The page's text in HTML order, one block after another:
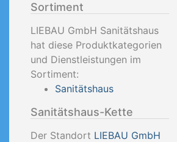
Sortiment
LIEBAU GmbH Sanitätshaus
hat diese Produktkategorien
und Dienstleistungen im
Sortiment:
Sanitätshaus
Sanitätshaus-Kette
Der Standort LIEBAU GmbH